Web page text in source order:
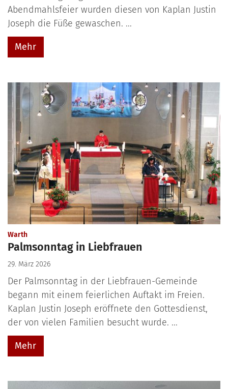
Abendmahlsfeier wurden diesen von Kaplan Justin
Joseph die Füße gewaschen. ...
Mehr
Warth:
Palmsonntag in Liebfrauen
29. März 2026
Der Palmsonntag in der Liebfrauen-Gemeinde
begann mit einem feierlichen Auftakt im Freien.
Kaplan Justin Joseph eröffnete den Gottesdienst,
der von vielen Familien besucht wurde. ...
Mehr